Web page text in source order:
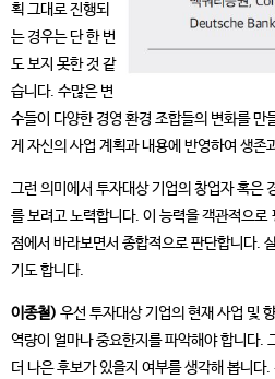
획 그대로 진행되
는 경우는 단 한 번
도 보지 못한 것 같
습니다. 수많은 변
수들이 다양한 경영 환경 조합들의 변화를
게 자신의 사업 계획과 내용에 반영하여 생존
그런 의미에서 투자대상 기업의 창업자 혹은
를 보려고 노력합니다. 이 능력을 객관적으
점에서 바라보면서 종합적으로 판단합니다.
기도 합니다.
이종철) 우선 투자대상 기업의 현재 사업 및
역량이 얼마나 중요한지를 파악해야 합니다.
더 나은 후보가 있을지 여부를 생각해 봅니